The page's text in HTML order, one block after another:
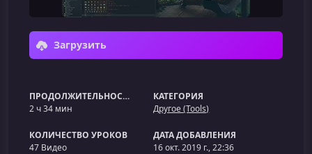
Загрузить
ПРОДОЛЖИТЕЛЬНОСТЬ
2 ч 34 мин
КАТЕГОРИЯ
Другое (Tools)
КОЛИЧЕСТВО УРОКОВ
47 Видео
ДАТА ДОБАВЛЕНИЯ
16 окт. 2019 г., 22:36